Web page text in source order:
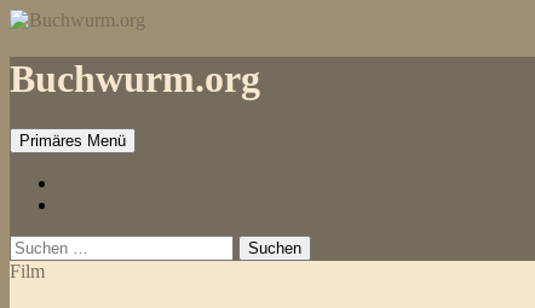
Zum
springen
Buchwurm.org
Primäres Menü
Suchen
nach:
Film